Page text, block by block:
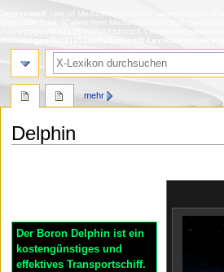
Deprecated : Use of
MediaWiki 1.44. [Called from
/homepages/8/d312538493/htdocs/X-Lexikon/includes/
/homepages/8/d312538493/htdocs/X-Lexikon/includes/
Delphin
Der Boron Delphin ist ein
kostengünstiges und
effektives Transportschiff.
mehr
Suche